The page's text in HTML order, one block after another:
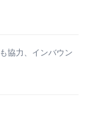
協力、インバウン